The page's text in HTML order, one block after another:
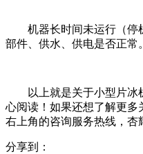
机器长时间未运行（停
部件、供水、供电是否正常。
以上就是关于小型片冰
心阅读！如果还想了解更
右上角的咨询服务热线，杏
分享到：